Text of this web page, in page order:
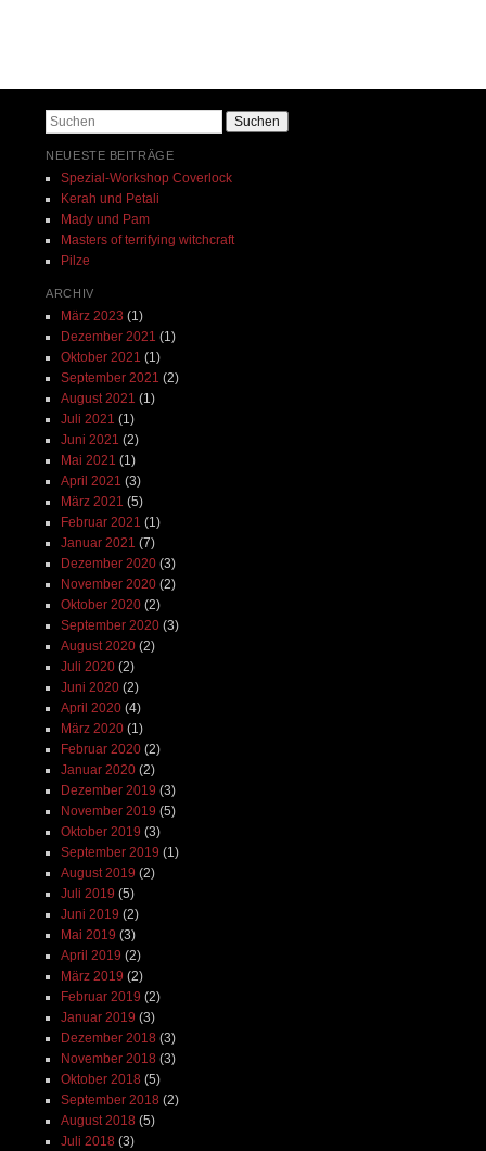
Suchen
NEUESTE BEITRÄGE
Spezial-Workshop Coverlock
Kerah und Petali
Mady und Pam
Masters of terrifying witchcraft
Pilze
ARCHIV
März 2023 (1)
Dezember 2021 (1)
Oktober 2021 (1)
September 2021 (2)
August 2021 (1)
Juli 2021 (1)
Juni 2021 (2)
Mai 2021 (1)
April 2021 (3)
März 2021 (5)
Februar 2021 (1)
Januar 2021 (7)
Dezember 2020(3)
November 2020(2)
Oktober 2020(2)
September 2020(3)
August 2020(2)
Juli 2020(2)
Juni 2020(2)
April 2020(4)
März 2020(1)
Februar 2020(2)
Januar 2020(2)
Dezember 2019 (3)
November 2019 (5)
Oktober 2019 (3)
September 2019 (1)
August 2019 (2)
Juli 2019 (5)
Juni 2019 (2)
Mai 2019 (3)
April 2019 (2)
März 2019 (2)
Februar 2019 (2)
Januar 2019 (3)
Dezember 2018 (3)
November 2018 (3)
Oktober 2018 (5)
September 2018 (2)
August 2018 (5)
Juli 2018 (3)